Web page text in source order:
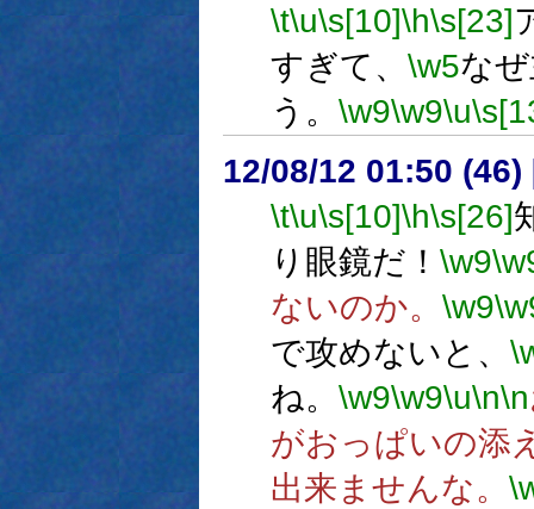
\t\u\s[10]\h\s[23]
すぎて、 \w5な
う。 \w9\w9\u
12/08/12 01:50 (46)
\t\u\s[10]\h\s[26]
り眼鏡だ！ \w9
ないのか。 \w9
で攻めないと、
ね。 \w9\w9\u\n\n
がおっぱいの添
出来ませんな。